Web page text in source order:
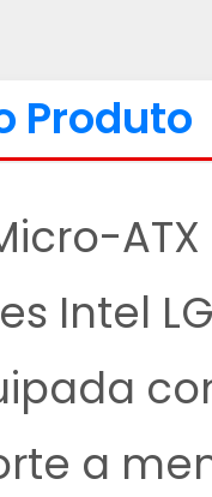
Produto
Intel
a